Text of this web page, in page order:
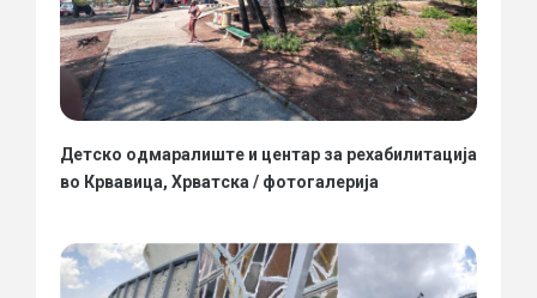
Детско одмаралиште и центар за рехабилитација
во Крвавица, Хрватска / фотогалерија